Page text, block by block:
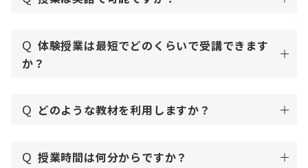
Q 体験授業は最短でどのくらいで受講できます
か？
Q どのような教材を利用しますか？
Q 授業時間は何分からですか？